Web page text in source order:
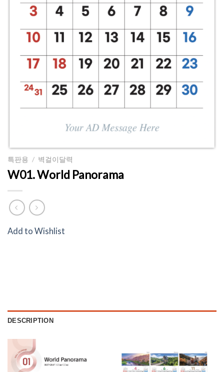
특판용 / 벽걸이달력
W01. World Panorama
Add to Wishlist
DESCRIPTION